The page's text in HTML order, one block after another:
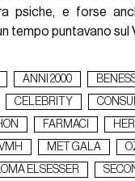
psiche, e forse
tempo puntavano sul
ANNI 2000
CELEBRITY
FARMACI
MET GALA
ELSESSER